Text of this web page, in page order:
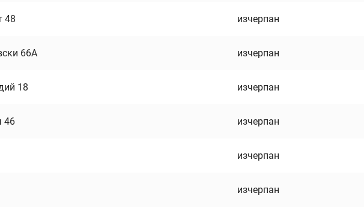
48 изчерпан
66А изчерпан
18 изчерпан
46 изчерпан
изчерпан
изчерпан